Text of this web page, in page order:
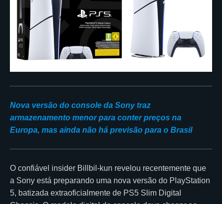
Nova versão do console da Sony traz
armazenamento menor para conter preços na
Europa, mas ainda não há previsão para o Brasil
O confiável insider Billbil-kun revelou recentemente que
a Sony está preparando uma nova versão do PlayStation
5, batizada extraoficialmente de PS5 Slim Digital